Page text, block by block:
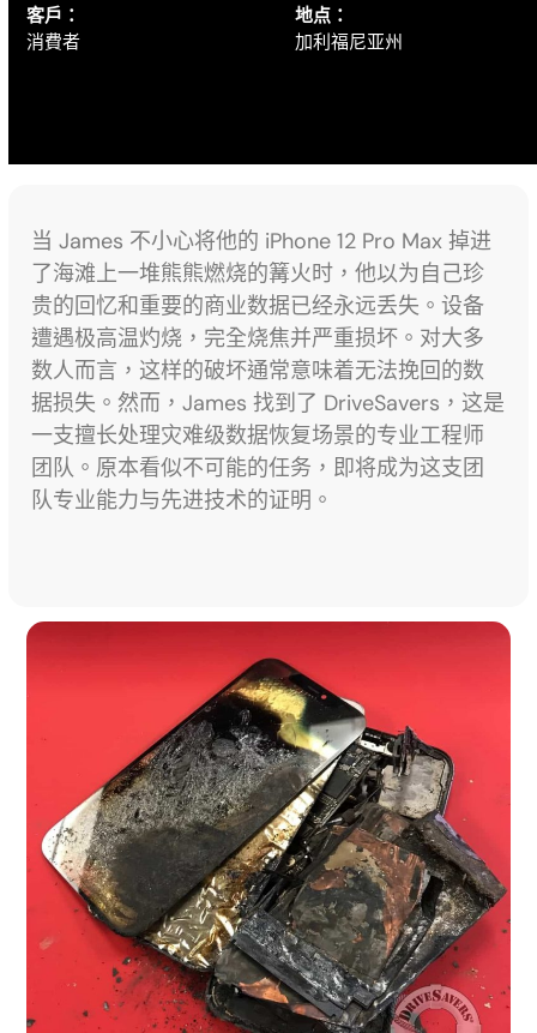
客戶：
消費者
地点：
加利福尼亚州
当 James 不小心将他的 iPhone 12 Pro Max 掉进
了海滩上一堆熊熊燃烧的篝火时，他以为自己珍
贵的回忆和重要的商业数据已经永远丢失。设备
遭遇极高温灼烧，完全烧焦并严重损坏。对大多
数人而言，这样的破坏通常意味着无法挽回的数
据损失。然而，James 找到了 DriveSavers，这是
一支擅长处理灾难级数据恢复场景的专业工程师
团队。原本看似不可能的任务，即将成为这支团
队专业能力与先进技术的证明。